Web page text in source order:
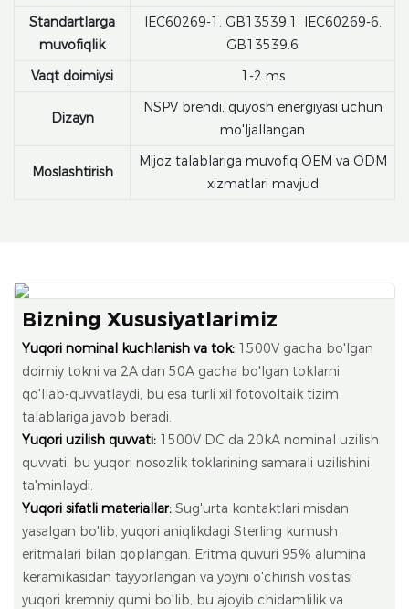
Standartlarga
muvofiqlik
IEC60269-1, GB13539.1, IEC60269-6,
GB13539.6
Vaqt doimiysi
1-2 ms
Dizayn
NSPV brendi, quyosh energiyasi uchun
mo'ljallangan
Moslashtirish
Mijoz talablariga muvofiq OEM va ODM
xizmatlari mavjud
Bizning Xususiyatlarimiz
Yuqori nominal kuchlanish va tok:1500V gacha bo'lgan
doimiy tokni va 2A dan 50A gacha bo'lgan toklarni
qo'llab-quvvatlaydi, bu esa turli xil fotovoltaik tizim
talablariga javob beradi.
Yuqori uzilish quvvati:1500V DC da 20kA nominal uzilish
quvvati, bu yuqori nosozlik toklarining samarali uzilishini
ta'minlaydi.
Yuqori sifatli materiallar:Sug'urta kontaktlari misdan
yasalgan bo'lib, yuqori aniqlikdagi Sterling kumush
eritmalari bilan qoplangan. Eritma quvuri 95% alumina
keramikasidan tayyorlangan va yoyni o'chirish vositasi
yuqori kremniy qumi bo'lib, bu ajoyib chidamlilik va